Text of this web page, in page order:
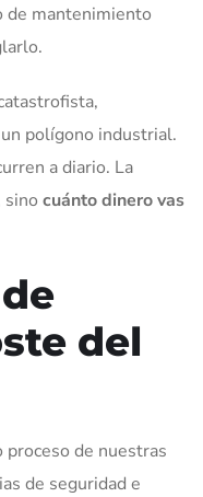
de mantenimiento
polígono industrial.
a diario. La
sino cuánto dinero vas
del
de nuestras
de seguridad e